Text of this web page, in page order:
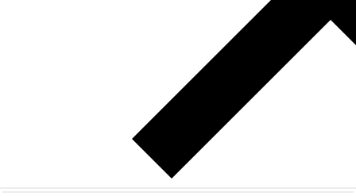
Заказать примерку
Закажите понравившуюся модель
в ближайший салон “Оптик-Экспресс”.
*Доступно для Республики